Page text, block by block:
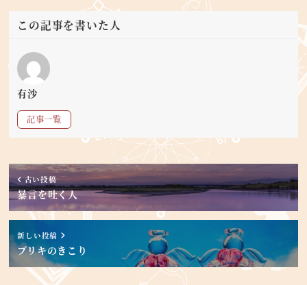
この記事を書いた人
有沙
記事一覧
古い投稿
暴言を吐く人
新しい投稿
ブリキのきこり